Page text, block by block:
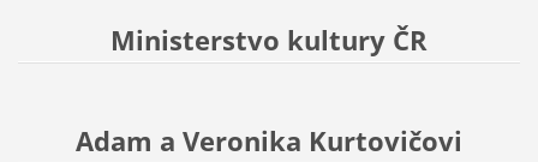
Ministerstvo kultury ČR
Adam a Veronika Kurtovičovi